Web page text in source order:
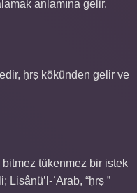
anlamına gelir.
tükenmez bir istek
Lisânü’l-ʿArab, “ḥrṣ ”